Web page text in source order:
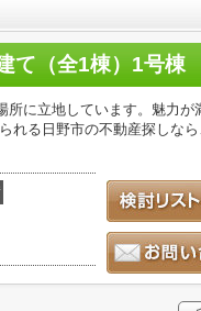
所に立地しています。魅力が
れる日野市の不動産探しな